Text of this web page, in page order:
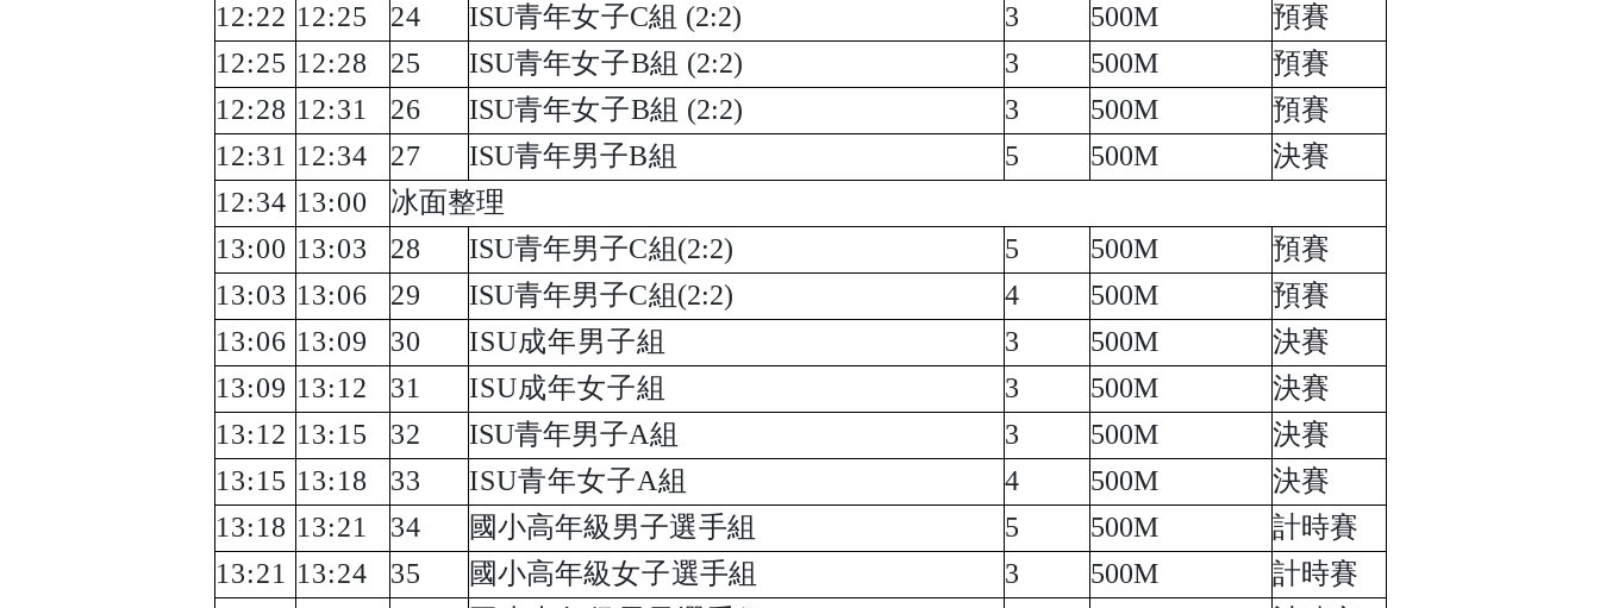
12:22 12:25 24 ISU青年女子C組 (2:2) 3 500M
預賽
12:25 12:28 25 ISU青年女子B組 (2:2) 3 500M
預賽
12:28 12:31 26 ISU青年女子B組 (2:2) 3 500M
預賽
12:31 12:34 27 ISU青年男子B組 5 500M
決賽
12:34 13:00
冰面整理
13:00 13:03 28 ISU青年男子C組(2:2) 5 500M
預賽
13:03 13:06 29 ISU青年男子C組(2:2) 4 500M
預賽
13:06 13:09 30 ISU成年男子組 3 500M
決賽
13:09 13:12 31 ISU成年女子組 3 500M
決賽
13:12 13:15 32 ISU青年男子A組 3 500M
決賽
13:15 13:18 33 ISU青年女子A組 4 500M
決賽
13:18 13:21 34 國小高年級男子選手組 5 500M
計時賽
13:21 13:24 35 國小高年級女子選手組 3 500M
計時賽